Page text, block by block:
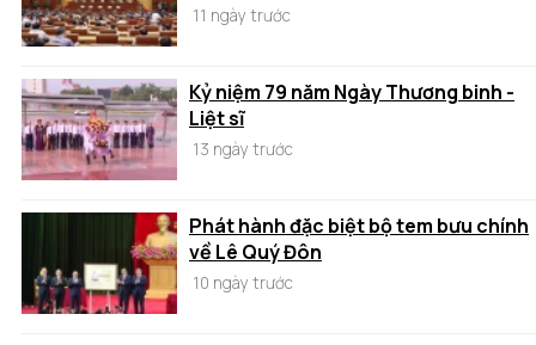
11 ngày trước
Kỷ niệm 79 năm Ngày Thương binh -
Liệt sĩ
13 ngày trước
Phát hành đặc biệt bộ tem bưu chính
về Lê Quý Đôn
10 ngày trước